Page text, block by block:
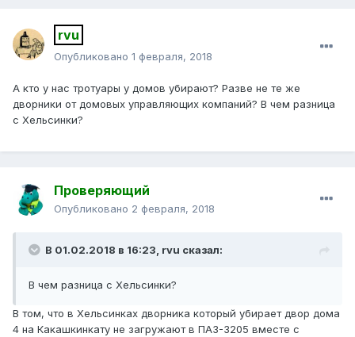
rvu
Опубликовано 1 февраля, 2018
А кто у нас тротуары у домов убирают? Разве не те же
дворники от домовых управляющих компаний? В чем разница
с Хельсинки?
Проверяющий
Опубликовано 2 февраля, 2018
В 01.02.2018 в 16:23, rvu сказал:
В чем разница с Хельсинки?
В том, что в Хельсинках дворника который убирает двор дома
4 на Какашкинкату не загружают в ПАЗ-3205 вместе с